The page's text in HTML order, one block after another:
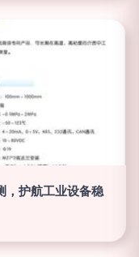
，护航工业设备稳